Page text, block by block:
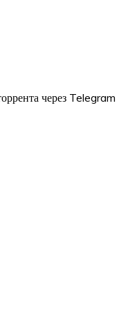
через Telegram